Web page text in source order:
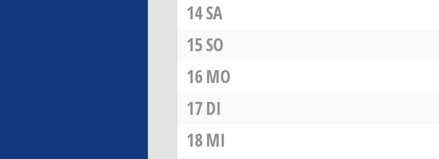
14SA
15SO
16MO
17DI
18MI